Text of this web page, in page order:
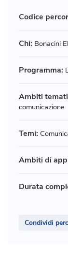
Codice
Chi: Bonacini
Programma:
Ambiti
comunicazione
Temi:
Ambiti di
Durata
Condividi